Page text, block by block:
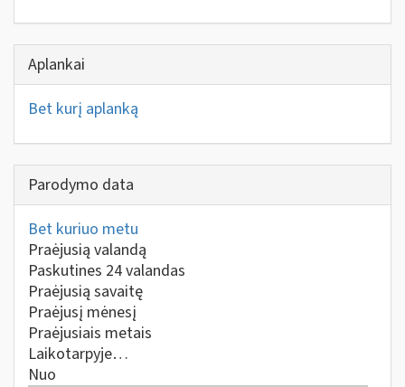
Aplankai
Bet kurį aplanką
Parodymo data
Bet kuriuo metu
Praėjusią valandą
Paskutines 24 valandas
Praėjusią savaitę
Praėjusį mėnesį
Praėjusiais metais
Laikotarpyje…
Nuo